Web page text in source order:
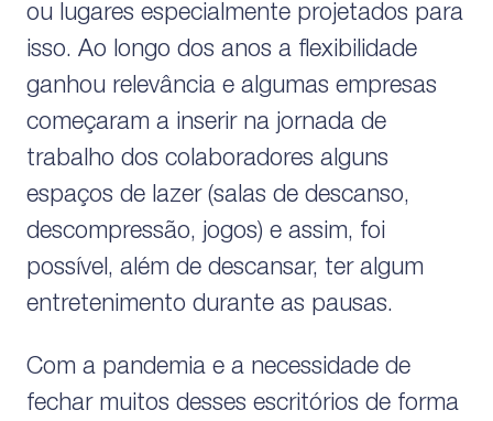
ou lugares especialmente projetados para
isso. Ao longo dos anos a flexibilidade
ganhou relevância e algumas empresas
começaram a inserir na jornada de
trabalho dos colaboradores alguns
espaços de lazer (salas de descanso,
descompressão, jogos) e assim, foi
possível, além de descansar, ter algum
entretenimento durante as pausas.
Com a pandemia e a necessidade de
fechar muitos desses escritórios de forma